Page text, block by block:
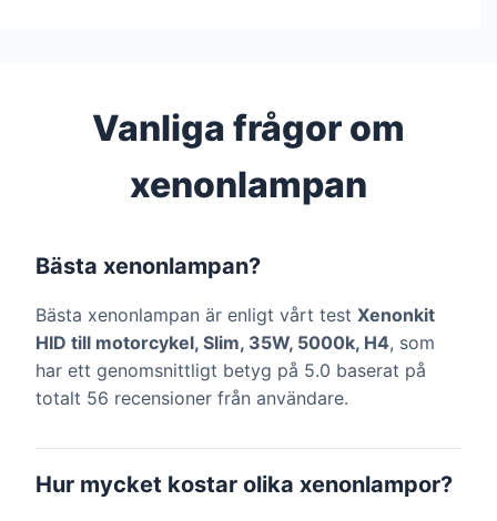
Vanliga frågor om
xenonlampan
Bästa xenonlampan?
Bästa xenonlampan är enligt vårt test Xenonkit
HID till motorcykel, Slim, 35W, 5000k, H4, som
har ett genomsnittligt betyg på 5.0 baserat på
totalt 56 recensioner från användare.
Hur mycket kostar olika xenonlampor?